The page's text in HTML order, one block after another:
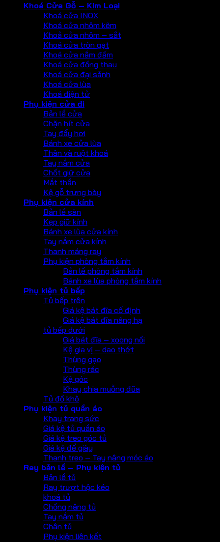
Khoá Cửa Gỗ – Kim Loại
Khoá cửa INOX
Khoá cửa nhôm kẽm
Khoả cửa nhôm – sắt
Khoá cửa tròn gạt
Khoá cửa nắm đấm
Khoá cửa đồng thau
Khoá cửa đại sảnh
Khoá cửa lùa
Khoá điện tử
Phụ kiện cửa đi
Bản lề cửa
Chặn hít cửa
Tay đẩy hơi
Bánh xe cửa lùa
Thân và ruột khoá
Tay nắm cửa
Chốt giữ cửa
Mắt thần
Kệ gỗ trưng bày
Phụ kiện cửa kính
Bản lề sàn
Kẹp giữ kính
Bánh xe lùa cửa kính
Tay nắm cửa kính
Thanh máng ray
Phụ kiện phòng tắm kính
Bản lề phòng tắm kính
Bánh xe lùa phòng tắm kính
Phụ kiện tủ bếp
Tủ bếp trên
Giá kệ bát đĩa cố định
Giá kệ bát đĩa nâng hạ
tủ bếp dưới
Giá bát đĩa – xoong nồi
Kệ gia vị – dao thớt
Thùng gạo
Thùng rác
Kệ góc
Khay chia muỗng đũa
Tủ đồ khô
Phụ kiện tủ quần áo
Khay trang sức
Giá kệ tủ quần áo
Giá kệ treo góc tủ
Giá kệ để giày
Thanh treo – Tay nâng móc áo
Ray bản lề – Phụ kiện tủ
Bản lề tủ
Ray trượt hộc kéo
khoá tủ
Chống nâng tủ
Tay nắm tủ
Chân tủ
Phụ kiện liên kết